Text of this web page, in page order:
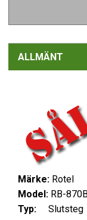
ALLMÄNT
Märke:Rotel
Model:RB-
Typ:Slutsteg